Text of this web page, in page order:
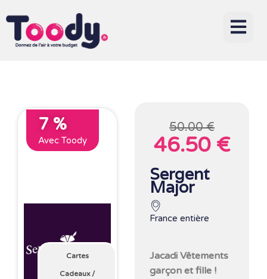
7 %
Avec Toody
Cartes
Cadeaux/
50.00 €
46.50 €
Sergent
Major
France entière
Jacadi Vêtements
garçon et fille !